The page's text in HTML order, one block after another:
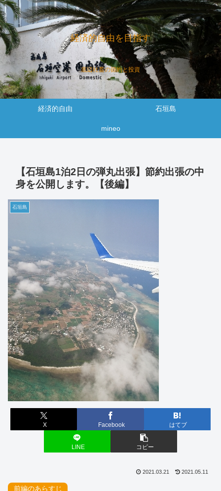
経済的自由を目指す
底辺社畜の節約と投資
経済的自由 石垣島
mineo
【石垣島1泊2日の弾丸出張】節約出張の中
身を公開します。【後編】
石垣島
X Facebook はてブ
LINE コピー
2021.03.21 2021.05.11
前編のあらすじ